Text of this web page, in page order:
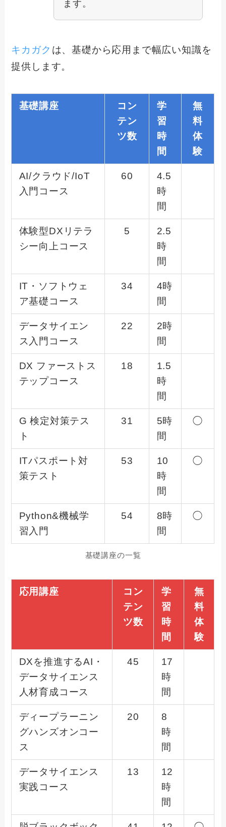
ます。
キカガク は、基礎から応用まで幅広い知識を
提供します。
基礎講座
コン
テン
ツ数
学
習
時
間
無
料
体
験
AI/クラウド/IoT
入門コース
60
4.5
時
間
体験型DXリテラ
シー向上コース
5
2.5
時
間
IT・ソフトウェ
ア基礎コース
34
4時
間
データサイエン
ス入門コース
22
2時
間
DX ファーストス
テップコース
18
1.5
時
間
G 検定対策テス
ト
31
5時
間
◯
ITパスポート対
策テスト
53
10
時
間
◯
Python&機械学
習入門
54
8時
間
◯
基礎講座の一覧
応用講座
コン
テン
ツ数
学
習
時
間
無
料
体
験
DXを推進するAI・
データサイエンス
人材育成コース
45
17
時
間
ディープラーニン
グハンズオンコー
ス
20
8
時
間
データサイエンス
実践コース
13
12
時
間